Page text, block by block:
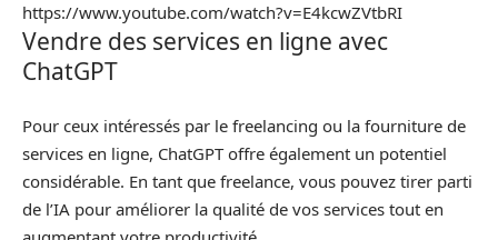
https://www.youtube.com/watch?v=E4kcwZVtbRI
Vendre des services en ligne avec
ChatGPT
Pour ceux intéressés par le freelancing ou la fourniture de
services en ligne, ChatGPT offre également un potentiel
considérable. En tant que freelance, vous pouvez tirer parti
de l’IA pour améliorer la qualité de vos services tout en